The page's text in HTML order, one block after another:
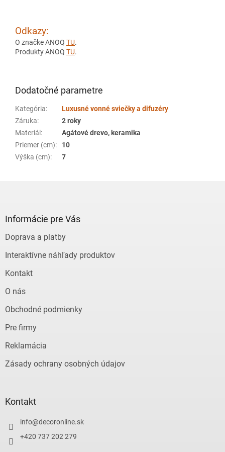
Odkazy:
O značke ANOQ TU.
Produkty ANOQ TU.
Dodatočné parametre
Kategória:
Luxusné vonné sviečky a difuzéry
Záruka:
2 roky
Materiál :
Agátové drevo, keramika
Priemer (cm):
10
Výška (cm): 7
Informácie pre Vás
Doprava a platby
Interaktívne náhľady produktov
Kontakt
O nás
Obchodné podmienky
Pre firmy
Reklamácia
Zásady ochrany osobných údajov
Kontakt
info@decoronline.sk
+420 737 202 279